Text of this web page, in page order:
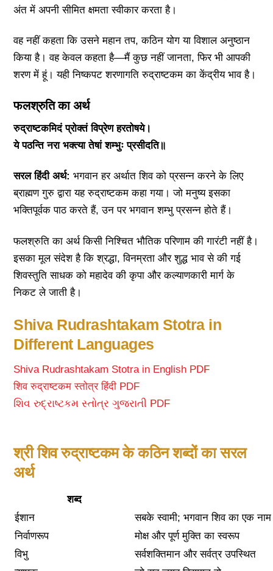
अंत में अपनी सीमित क्षमता स्वीकार करता है।
वह नहीं कहता कि उसने महान तप, कठिन योग या विशाल अनुष्ठान
किया है। वह केवल कहता है—मैं कुछ नहीं जानता, फिर भी आपकी
शरण में हूं। यही निष्कपट शरणागति रुद्राष्टकम का केंद्रीय भाव है।
फलश्रुति का अर्थ
रुद्राष्टकमिदं प्रोक्तं विप्रेण हरतोषये।
ये पठन्ति नरा भक्त्या तेषां शम्भुः प्रसीदति॥
सरल हिंदी अर्थ: भगवान हर अर्थात शिव को प्रसन्न करने के लिए
ब्राह्मण गुरु द्वारा यह रुद्राष्टकम कहा गया। जो मनुष्य इसका
भक्तिपूर्वक पाठ करते हैं, उन पर भगवान शम्भु प्रसन्न होते हैं।
फलश्रुति का अर्थ किसी निश्चित भौतिक परिणाम की गारंटी नहीं है।
इसका मूल संदेश है कि श्रद्धा, विनम्रता और शुद्ध भाव से की गई
शिवस्तुति साधक को महादेव की कृपा और कल्याणकारी मार्ग के
निकट ले जाती है।
Shiva Rudrashtakam Stotra in
Different Languages
Shiva Rudrashtakam Stotra in English PDF
शिव रुद्राष्टकम स्तोत्र हिंदी PDF
શિવ રુદ્રાષ્ટકમ સ્તોત્ર ગુજરાતી PDF
श्री शिव रुद्राष्टकम के कठिन शब्दों का सरल
अर्थ
शब्द
ईशान
सबके स्वामी; भगवान शिव का एक नाम
निर्वाणरूप
मोक्ष और पूर्ण मुक्ति का स्वरूप
विभु
सर्वशक्तिमान और सर्वत्र उपस्थित